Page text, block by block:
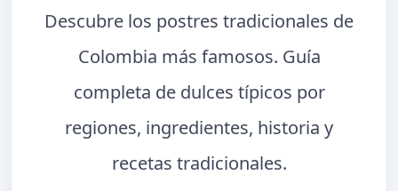
Descubre los postres tradicionales de
Colombia más famosos. Guía
completa de dulces típicos por
regiones, ingredientes, historia y
recetas tradicionales.